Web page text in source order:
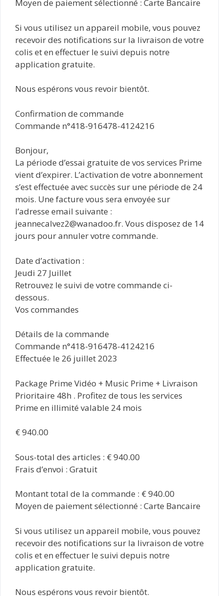
Moyen de paiement sélectionné : Carte Bancaire
Si vous utilisez un appareil mobile, vous pouvez
recevoir des notifications sur la livraison de votre
colis et en effectuer le suivi depuis notre
application gratuite.
Nous espérons vous revoir bientôt.
Confirmation de commande
Commande n°418-916478-4124216
Bonjour,
La période d’essai gratuite de vos services Prime
vient d’expirer. L’activation de votre abonnement
s’est effectuée avec succès sur une période de 24
mois. Une facture vous sera envoyée sur
l’adresse email suivante :
jeannecalvez2@wanadoo.fr. Vous disposez de 14
jours pour annuler votre commande.
Date d’activation :
Jeudi 27 Juillet
Retrouvez le suivi de votre commande ci-
dessous.
Vos commandes
Détails de la commande
Commande n°418-916478-4124216
Effectuée le 26 juillet 2023
Package Prime Vidéo + Music Prime + Livraison
Prioritaire 48h . Profitez de tous les services
Prime en illimité valable 24 mois
€ 940.00
Sous-total des articles : € 940.00
Frais d’envoi : Gratuit
Montant total de la commande : € 940.00
Moyen de paiement sélectionné : Carte Bancaire
Si vous utilisez un appareil mobile, vous pouvez
recevoir des notifications sur la livraison de votre
colis et en effectuer le suivi depuis notre
application gratuite.
Nous espérons vous revoir bientôt.